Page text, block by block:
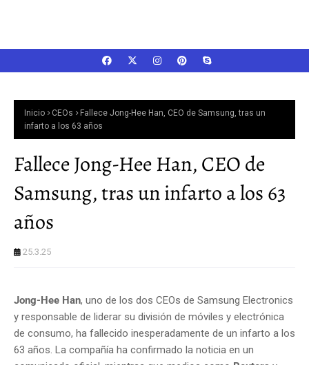
Inicio CEOs
Fallece Jong-Hee Han, CEO de Samsung, tras un
infarto a los 63 años
Fallece Jong-Hee Han, CEO de
Samsung, tras un infarto a los 63
años
25.3.25
Jong-Hee Han, uno de los dos CEOs de Samsung Electronics
y responsable de liderar su división de móviles y electrónica
de consumo, ha fallecido inesperadamente de un infarto a los
63 años. La compañía ha confirmado la noticia en un